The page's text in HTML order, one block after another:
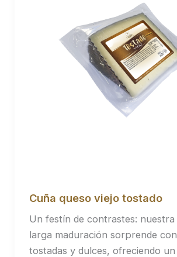
Cuña queso viejo tostado
Un festín de contrastes: nuestra
larga maduración sorprende
tostadas y dulces, ofreciendo